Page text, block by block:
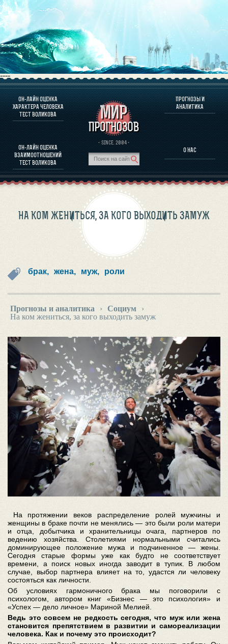
----
ОН-ЛАЙН ОЦЕНКА
ХАРАКТЕРА ЧЕЛОВЕКА
ТЕСТ ВОЛИКОВА
ОН-ЛАЙН ОЦЕНКА
ВЗАИМООТНОШЕНИЙ
ТЕСТ ВОЛИКОВА
· SINCE. 2004 ·
ПРОГНОЗЫ И
АНАЛИТИКА
О НАС
О ПРОГРАММЕ
ОЦЕНКА ХАРАКТЕРA ЧЕЛОВЕКА
ОЦЕНКА ХАРАКТЕРА ВЫДАЮЩИХСЯ ЛИЧНОСТЕЙ
О ПРОГРАММЕ
ПРОГНОЗЫ И АНАЛИТИКА
НА КОМ ЖЕНИТЬСЯ, ЗА КОГО ВЫХОДИТЬ ЗАМУЖ
брак, жена, муж, роли
Прогнозы и аналитика › Социум
›
На ком жениться, за кого выходить замуж
На протяжении веков распределение ролей мужчины и
женщины в браке почти не менялись — это были роли матери
и отца, добытчика и хранительницы очага, партнеров по
ведению хозяйства. Столетиями нормальными считались
доминирующее положение мужа и подчиненное — жены.
Сегодня старые формы уже как будто не соответствует
времени, а поиск новых иногда заводит в тупик. В любом
случае, выбор партнера влияет на то, удастся ли человеку
состояться как личности.
Об условиях гармоничного брака мы поговорили с
психологом, автором книг «Бизнес — это психология» и
«Успех — дело личное» Мариной Мелией.
Ведь это совсем не редкость сегодня, что муж или жена
становится препятствием в развитии и самореализации
человека. Как и почему это происходит?